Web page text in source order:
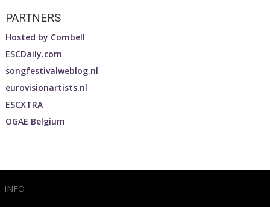
PARTNERS
Hosted by Combell
ESCDaily.com
songfestivalweblog.nl
eurovisionartists.nl
ESCXTRA
OGAE Belgium
INFO